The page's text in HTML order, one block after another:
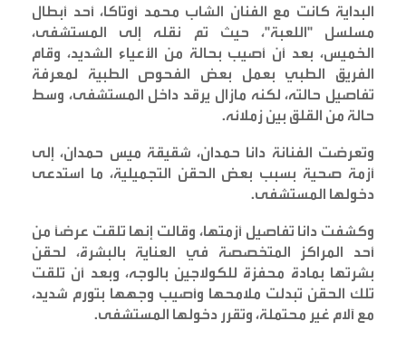
البداية كانت مع الفنان الشاب محمد أوتاكا، أحد أبطال
مسلسل "اللعبة"، حيث تم نقله إلى المستشفى،
الخميس، بعد أن أصيب بحالة من الأعياء الشديد، وقام
الفريق الطبي بعمل بعض الفحوص الطبية لمعرفة
تفاصيل حالته، لكنه مازال يرقد داخل المستشفى، وسط
حالة من القلق بين زملائه.
وتعرضت الفنانة دانا حمدان، شقيقة ميس حمدان، إلى
أزمة صحية بسبب بعض الحقن التجميلية، ما استدعى
دخولها المستشفى.
وكشفت دانا تفاصيل أزمتها، وقالت إنها تلقت عرضاً من
أحد المراكز المتخصصة في العناية بالبشرة، لحقن
بشرتها بمادة محفزة للكولاجين بالوجه، وبعد أن تلقت
تلك الحقن تبدلت ملامحها وأصيب وجهها بتورم شديد،
مع آلام غير محتملة، وتقرر دخولها المستشفى.